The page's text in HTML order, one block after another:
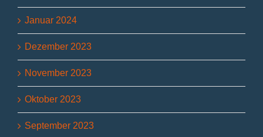
Januar 2024
Dezember 2023
November 2023
Oktober 2023
September 2023